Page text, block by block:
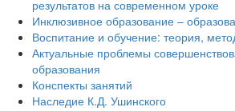
результатов на современном уроке
Инклюзивное образование –
Воспитание и обучение: теория,
Актуальные проблемы
образования
Конспекты занятий
Наследие К.Д. Ушинского